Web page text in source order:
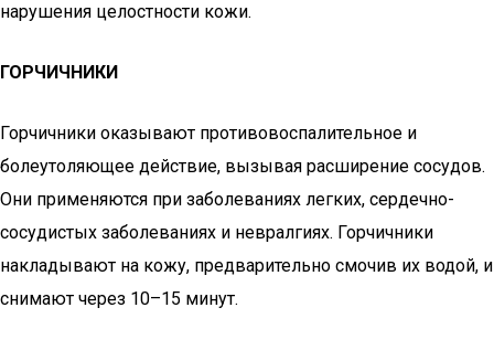
нарушения целостности кожи.
ГОРЧИЧНИКИ
Горчичники оказывают противовоспалительное и
болеутоляющее действие, вызывая расширение сосудов.
Они применяются при заболеваниях легких, сердечно-
сосудистых заболеваниях и невралгиях. Горчичники
накладывают на кожу, предварительно смочив их водой, и
снимают через 10–15 минут.